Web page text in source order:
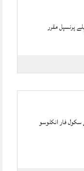
پرنسپل مقرر
فار انکلوسو